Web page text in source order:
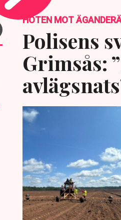
HOTEN MOT
Polisens
Grimsås: